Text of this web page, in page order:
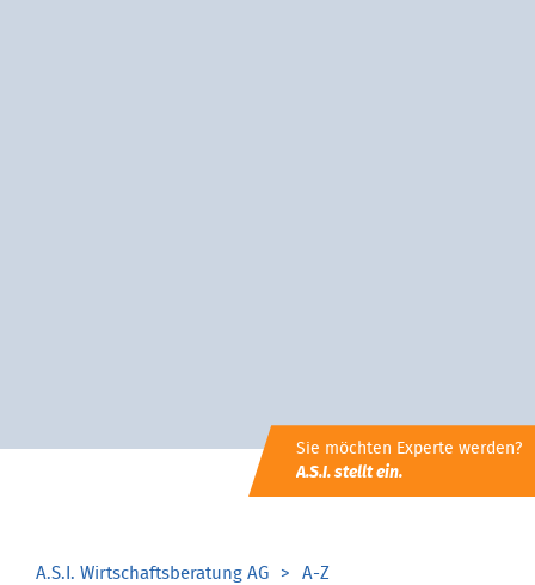
Sie möchten Experte werden?
A.S.I. stellt ein.
A.S.I. Wirtschaftsberatung AG A-Z